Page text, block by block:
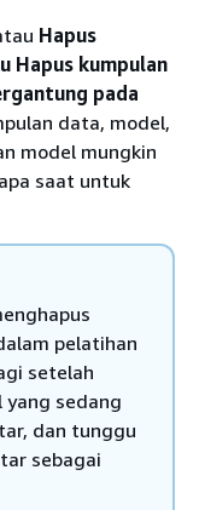
Hapus
Hapus kumpulan
pada
data, model,
model mungkin
saat untuk
pelatihan
setelah
sedang
dan tunggu
sebagai